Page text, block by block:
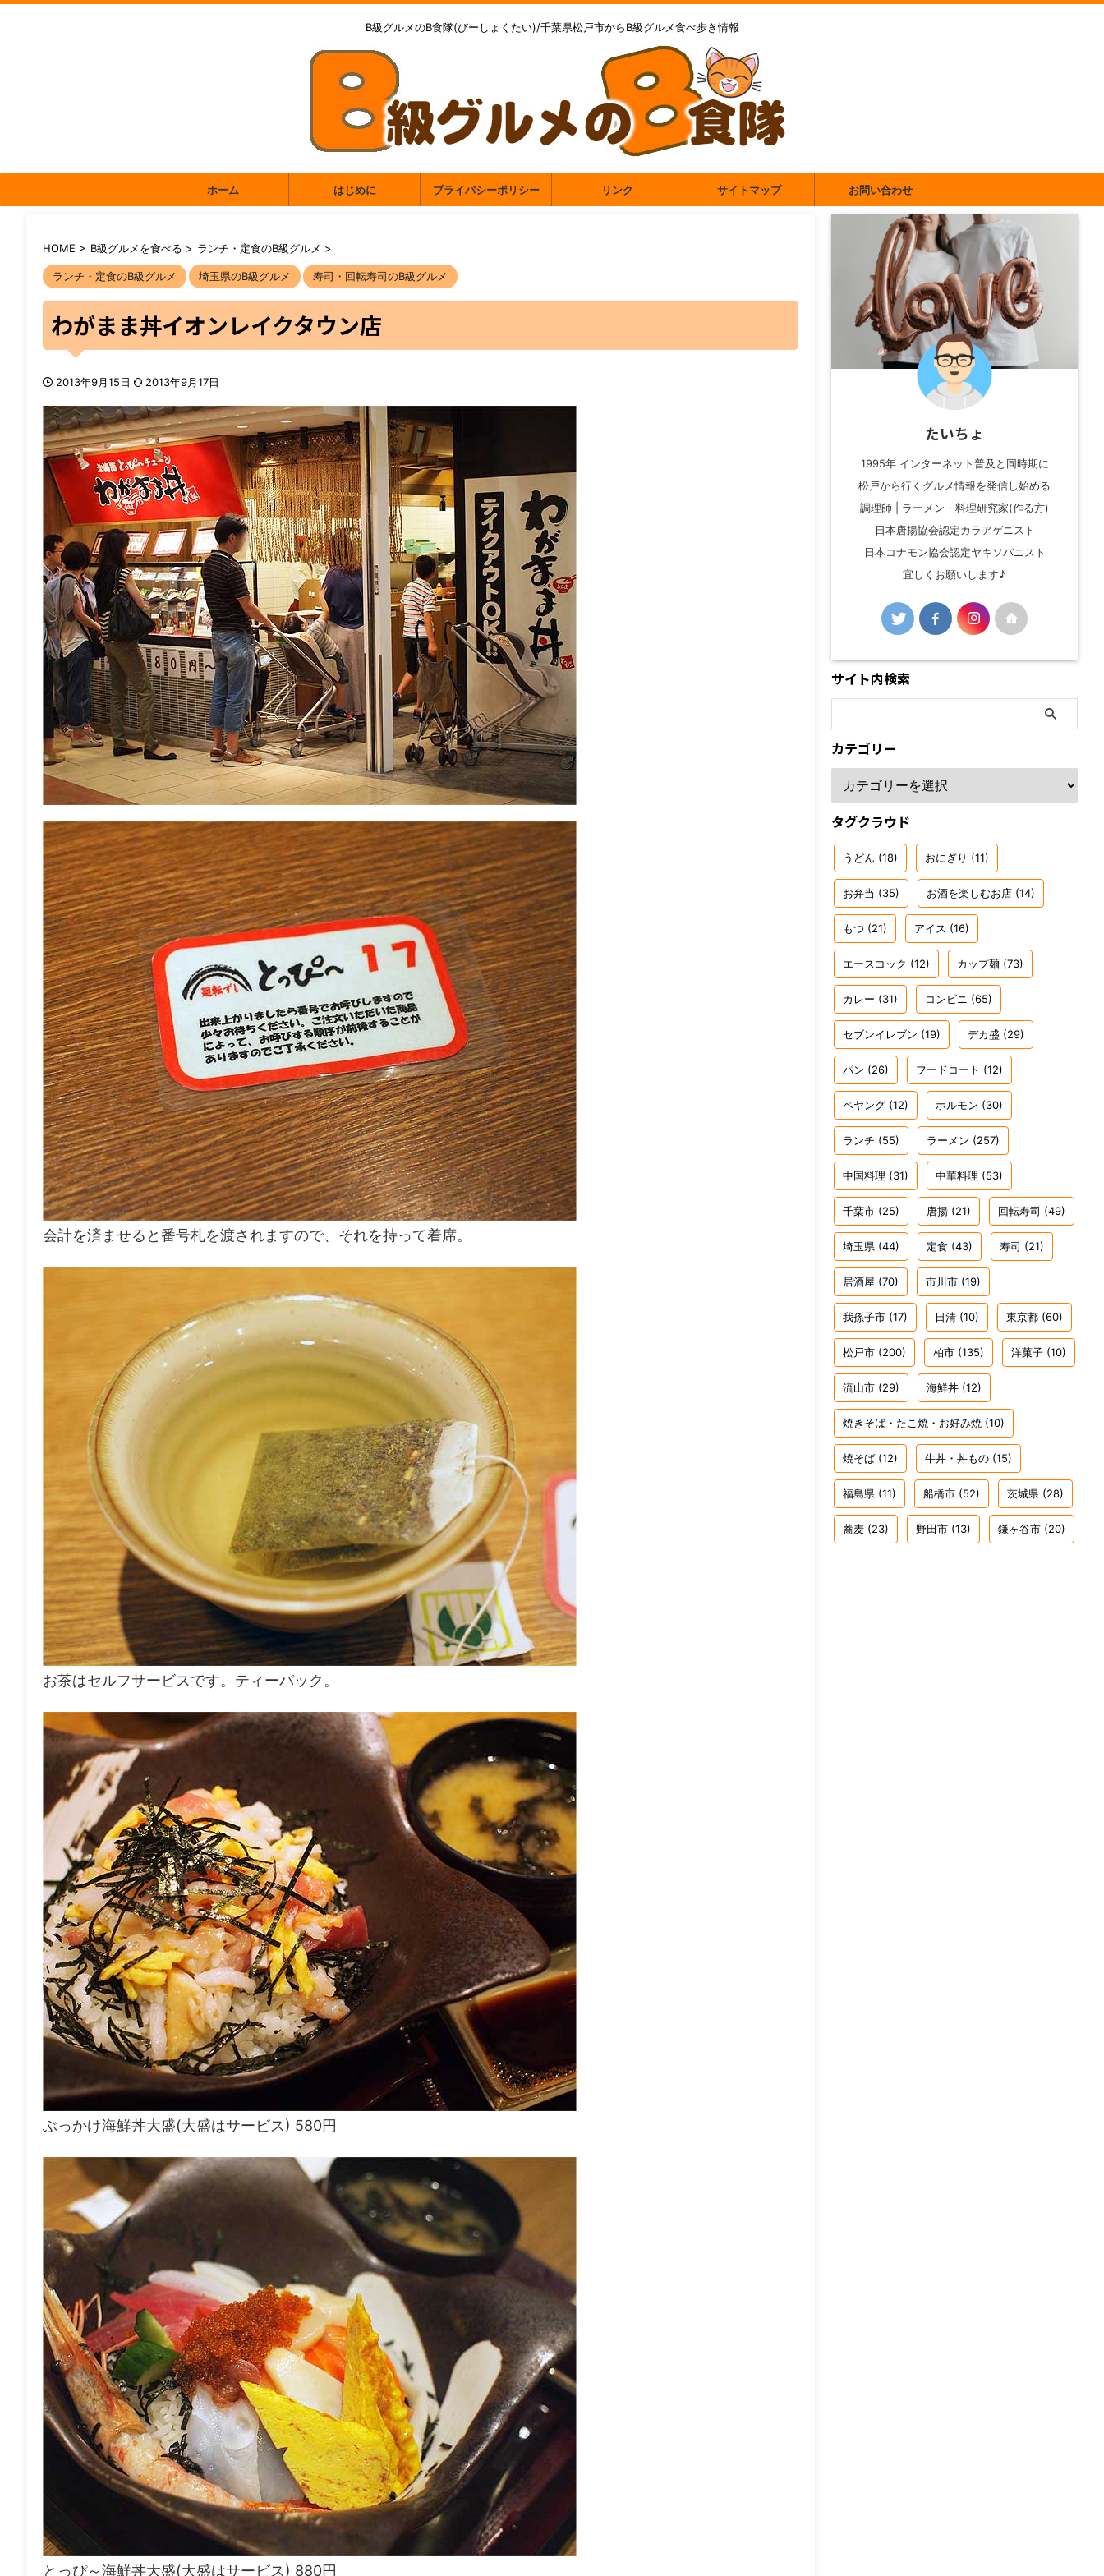
B級グルメのB食隊(びーしょくたい)/千葉県松戸市からB級グルメ食べ歩き情報
ホーム はじめに プライバシーポリシー リンク サイトマップ お問い合わせ
HOME > B級グルメを食べる > ランチ・定食のB級グルメ >
ランチ・定食のB級グルメ 埼玉県のB級グルメ 寿司・回転寿司のB級グルメ
わがまま丼イオンレイクタウン店
2013年9月15日 2013年9月17日
会計を済ませると番号札を渡されますので、それを持って着席。
お茶はセルフサービスです。ティーパック。
ぶっかけ海鮮丼大盛(大盛はサービス) 580円
とっぴ～海鮮丼大盛(大盛はサービス) 880円
たいちょ
1995年 インターネット普及と同時期に
松戸から行くグルメ情報を発信し始める
調理師 | ラーメン・料理研究家(作る方)
日本唐揚協会認定カラアゲニスト
日本コナモン協会認定ヤキソバニスト
宜しくお願いします♪
サイト内検索
カテゴリー
タグクラウド
うどん (18) おにぎり (11)
お弁当 (35) お酒を楽しむお店 (14)
もつ (21) アイス (16)
エースコック (12) カップ麺 (73)
カレー (31) コンビニ (65)
セブンイレブン (19) デカ盛 (29)
パン (26) フードコート (12)
ペヤング (12) ホルモン (30)
ランチ (55) ラーメン (257)
中国料理 (31) 中華料理 (53)
千葉市 (25) 唐揚 (21) 回転寿司 (49)
埼玉県 (44) 定食 (43) 寿司 (21)
居酒屋 (70) 市川市 (19)
我孫子市 (17) 日清 (10) 東京都 (60)
松戸市 (200) 柏市 (135) 洋菓子 (10)
流山市 (29) 海鮮丼 (12)
焼きそば・たこ焼・お好み焼 (10)
焼そば (12) 牛丼・丼もの (15)
福島県 (11) 船橋市 (52) 茨城県 (28)
蕎麦 (23) 野田市 (13) 鎌ヶ谷市 (20)